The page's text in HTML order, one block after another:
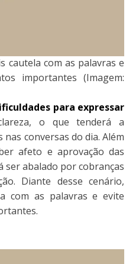
cautela com as palavras e
importantes (Imagem:
para expressar
o que tenderá a
conversas do dia. Além
afeto e aprovação das
ser abalado por cobranças
Diante desse cenário,
com as palavras e evite